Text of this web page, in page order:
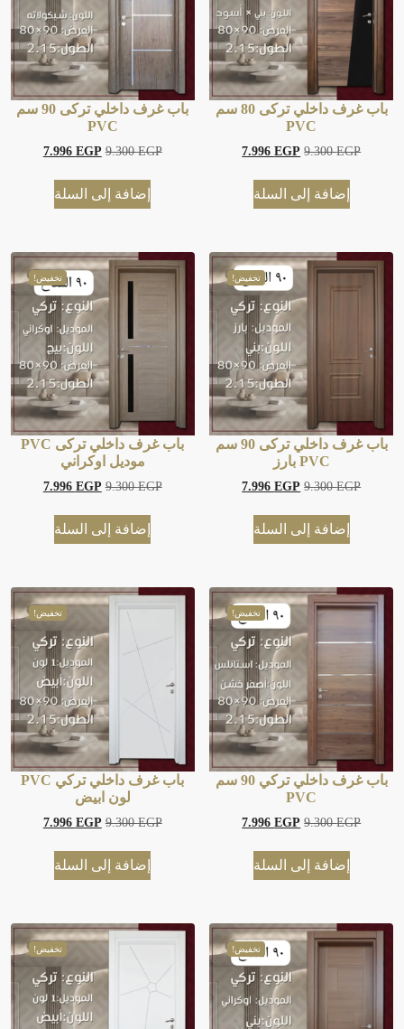
باب غرف داخلي تركى 80 سم
PVC
9.300EGP
7.996EGP
إضافة إلى السلة
باب غرف داخلي تركى 90 سم
PVC
9.300EGP
7.996 EGP
إضافة إلى السلة
تخفيض!
باب غرف داخلي تركى 90 سم
PVC بارز
9.300EGP
7.996EGP
إضافة إلى السلة
تخفيض!
باب غرف داخلي تركى PVC
موديل اوكراني
9.300EGP
7.996 EGP
إضافة إلى السلة
تخفيض!
باب غرف داخلي تركي 90 سم
PVC
9.300EGP
7.996EGP
إضافة إلى السلة
تخفيض!
باب غرف داخلي تركي PVC
لون ابيض
9.300EGP
7.996 EGP
إضافة إلى السلة
تخفيض! تخفيض!